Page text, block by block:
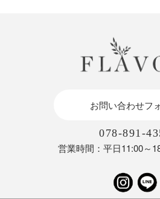
お問い合わせフ
078-891-
営業時間：平日11:00～